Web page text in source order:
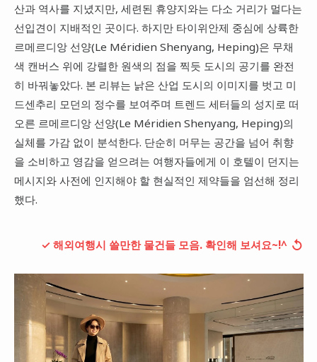
프랑스
이탈리아
스위스
스페인
산과 역사를 지녔지만, 세련된 휴양지와는 다소 거리가 멀다는
선입견이 지배적인 곳이다. 하지만 타이위안제 중심에 상륙한
르메르디앙 선양(Le Méridien Shenyang, Heping)은 무채
색 캔버스 위에 강렬한 원색의 점을 찍듯 도시의 공기를 완전
히 바꿔놓았다. 본 리뷰는 낡은 산업 도시의 이미지를 벗고 미
드센추리 모던의 정수를 보여주며 트렌드 세터들의 성지로 떠
오른 르메르디앙 선양(Le Méridien Shenyang, Heping)의
실체를 가감 없이 분석한다. 단순히 머무는 공간을 넘어 취향
을 소비하고 영감을 얻으려는 여행자들에게 이 호텔이 던지는
메시지와 사전에 인지해야 할 현실적인 제약들을 엄선해 정리
했다.
✓ 해외여행시 쓸만한 물건들 모음. 확인해 보셔요~!^ ↺